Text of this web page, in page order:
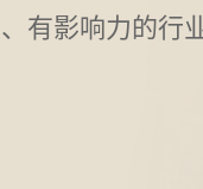
有影响力的行